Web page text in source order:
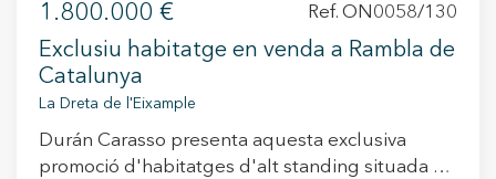
1.800.000 € Ref. ON0058/130
Exclusiu habitatge en venda a Rambla de
Catalunya
La Dreta de l'Eixample
Durán Carasso presenta aquesta exclusiva
promoció d'habitatges d'alt standing situada a